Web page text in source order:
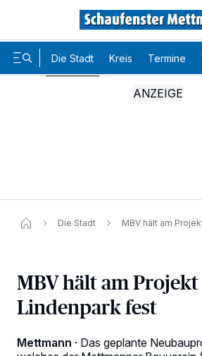
Die Stadt Kreis Termine
Die Stadt MBV hält am
MBV hält am Projekt
Lindenpark fest
Mettmann · Das geplante